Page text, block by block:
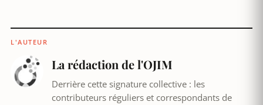
L'AUTEUR
La rédaction de l'OJIM
Derrière cette signature collective : les
contributeurs réguliers et correspondants de